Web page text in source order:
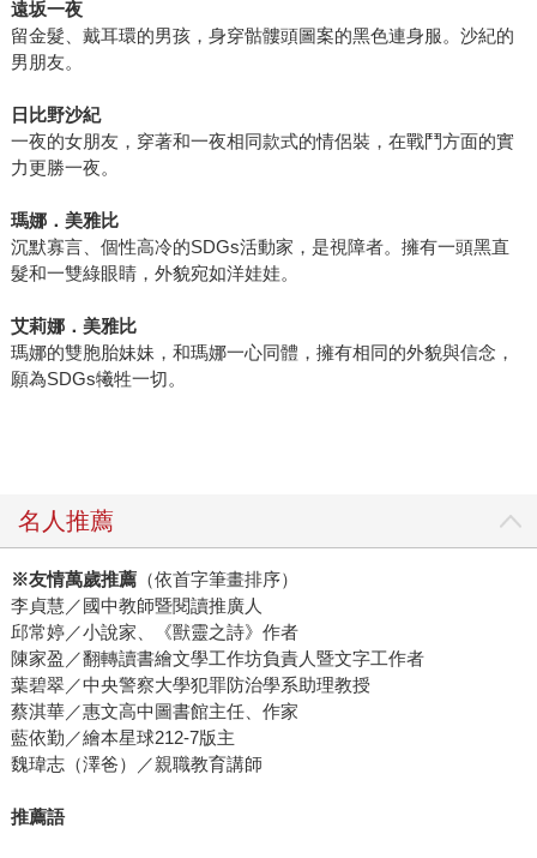
遠坂一夜
留金髮、戴耳環的男孩，身穿骷髏頭圖案的黑色連身服。沙紀的
男朋友。
日比野沙紀
一夜的女朋友，穿著和一夜相同款式的情侶裝，在戰鬥方面的實
力更勝一夜。
瑪娜．美雅比
沉默寡言、個性高冷的SDGs活動家，是視障者。擁有一頭黑直
髮和一雙綠眼睛，外貌宛如洋娃娃。
艾莉娜．美雅比
瑪娜的雙胞胎妹妹，和瑪娜一心同體，擁有相同的外貌與信念，
願為SDGs犧牲一切。
名人推薦
※友情萬歲推薦（依首字筆畫排序）
李貞慧／國中教師暨閱讀推廣人
邱常婷／小說家、《獸靈之詩》作者
陳家盈／翻轉讀書繪文學工作坊負責人暨文字工作者
葉碧翠／中央警察大學犯罪防治學系助理教授
蔡淇華／惠文高中圖書館主任、作家
藍依勤／繪本星球212-7版主
魏瑋志（澤爸）／親職教育講師
推薦語